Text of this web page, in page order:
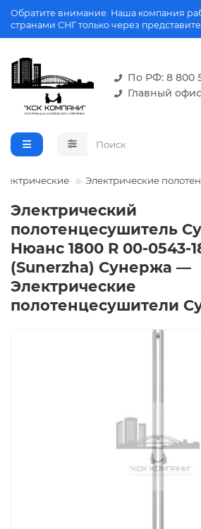
Обратите внимание. Наша компания
странами СНГ только через
По РФ: 8 800
Главный
Электрические
Электрический
полотенцесушитель
Нюанс 1800 R 00-0543-
(Sunerzha) Сунержа —
Электрические
полотенцесушители